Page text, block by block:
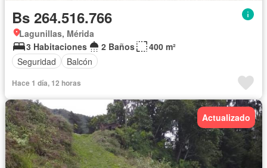
Bs 264.516.766
Lagunillas, Mérida
3 Habitaciones
2 Baños
400 m²
Seguridad
Balcón
Hace 1 día, 12 horas
Actualizado